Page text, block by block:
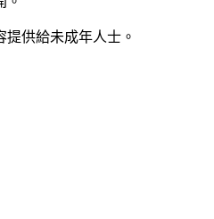
供給未成年人士。